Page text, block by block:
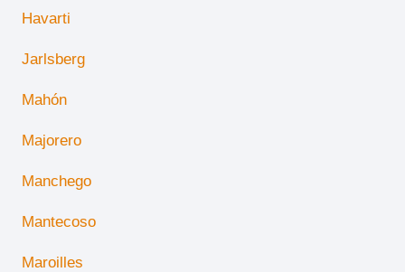
Havarti
Jarlsberg
Mahón
Majorero
Manchego
Mantecoso
Maroilles